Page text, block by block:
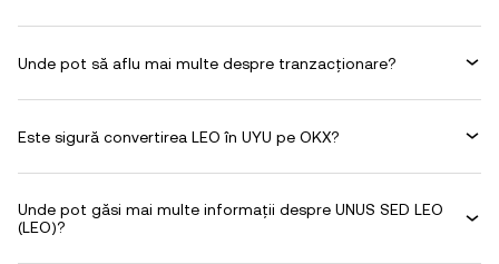
Unde pot să aflu mai multe despre tranzacționare?
Este sigură convertirea LEO în UYU pe OKX?
Unde pot găsi mai multe informații despre UNUS SED LEO
(LEO)?